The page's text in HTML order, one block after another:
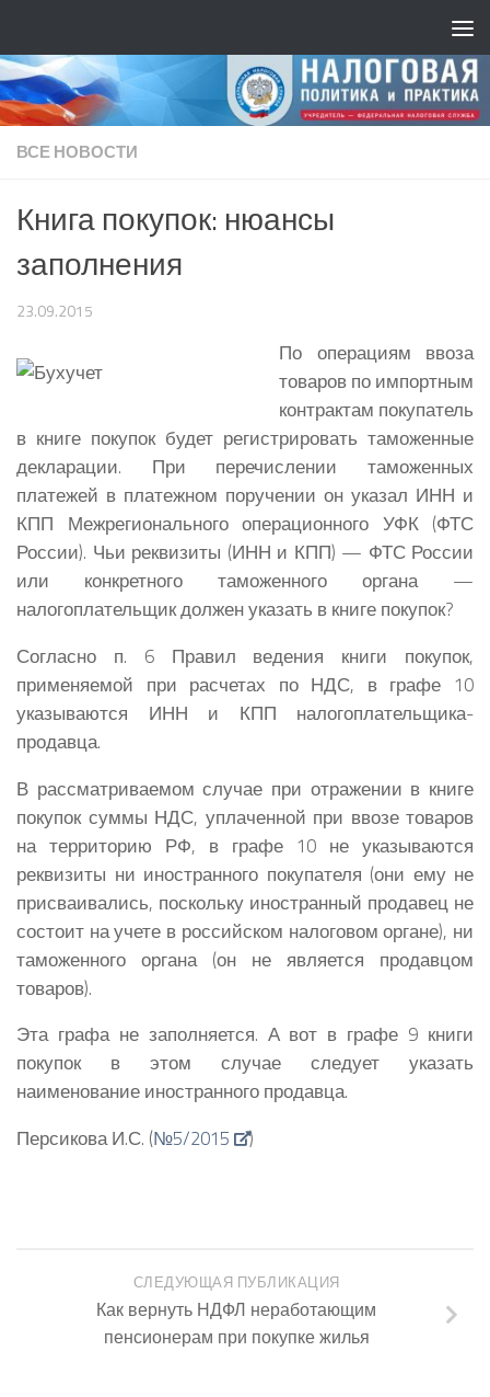
ВСЕ НОВОСТИ
Книга покупок: нюансы
заполнения
23.09.2015
По операциям ввоза
товаров по импортным
контрактам покупатель
в книге покупок будет регистрировать таможенные
декларации. При перечислении таможенных
платежей в платежном поручении он указал ИНН и
КПП Межрегионального операционного УФК (ФТС
России). Чьи реквизиты (ИНН и КПП) — ФТС России
или конкретного таможенного органа —
налогоплательщик должен указать в книге покупок?
Согласно п. 6 Правил ведения книги покупок,
применяемой при расчетах по НДС, в графе 10
указываются ИНН и КПП налогоплательщика-
продавца.
В рассматриваемом случае при отражении в книге
покупок суммы НДС, уплаченной при ввозе товаров
на территорию РФ, в графе 10 не указываются
реквизиты ни иностранного покупателя (они ему не
присваивались, поскольку иностранный продавец не
состоит на учете в российском налоговом органе), ни
таможенного органа (он не является продавцом
товаров).
Эта графа не заполняется. А вот в графе 9 книги
покупок в этом случае следует указать
наименование иностранного продавца.
Персикова И.С. (№5/2015 )
СЛЕДУЮЩАЯ ПУБЛИКАЦИЯ
Как вернуть НДФЛ неработающим
пенсионерам при покупке жилья